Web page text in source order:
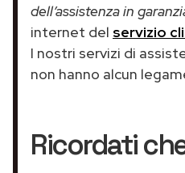
dell’assistenza in
internet del servizio
I nostri servizi di
non hanno alcun
Ricordati